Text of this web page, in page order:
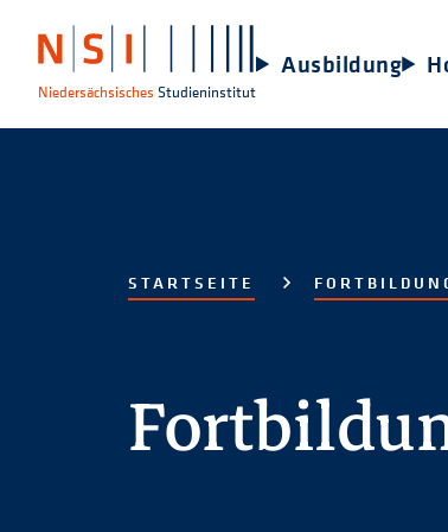
Niedersächsisches Studieninstitut
Ausbildung
STARTSEITE